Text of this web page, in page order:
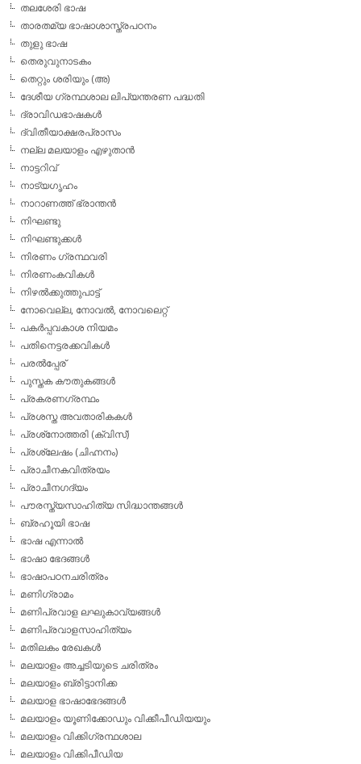
തലശേരി ഭാഷ
താരതമ്യ ഭാഷാശാസ്ത്രപഠനം
തുളു ഭാഷ
തെരുവുനാടകം
തെറ്റും ശരിയും (അ)
ദേശീയ ഗ്രന്ഥശാല ലിപ്യന്തരണ പദ്ധതി
ദ്രാവിഡഭാഷകള്‍
ദ്വിതീയാക്ഷരപ്രാസം
നല്ല മലയാളം എഴുതാന്‍
നാട്ടറിവ്
നാട്യഗൃഹം
നാറാണത്ത് ഭ്രാന്തന്‍
നിഘണ്ടു
നിഘണ്ടുക്കള്‍
നിരണം ഗ്രന്ഥവരി
നിരണംകവികള്‍
നിഴല്‍ക്കുത്തുപാട്ട്
നോവെല്ല, നോവല്‍, നോവലെറ്റ്
പകര്‍പ്പവകാശ നിയമം
പതിനെട്ടരക്കവികള്‍
പരല്‍പ്പേര്
പുസ്തക കൗതുകങ്ങള്‍
പ്രകരണഗ്രന്ഥം
പ്രശസ്ത അവതാരികകള്‍
പ്രശ്‌നോത്തരി (ക്വിസ്)
പ്രശ്ലേഷം (ചിഹ്നനം)
പ്രാചീനകവിത്രയം
പ്രാചീനഗദ്യം
പൗരസ്ത്യസാഹിത്യ സിദ്ധാന്തങ്ങള്‍
ബ്രഹൂയി ഭാഷ
ഭാഷ എന്നാല്‍
ഭാഷാ ഭേദങ്ങള്‍
ഭാഷാപഠനചരിത്രം
മണിഗ്രാമം
മണിപ്രവാള ലഘുകാവ്യങ്ങള്‍
മണിപ്രവാളസാഹിത്യം
മതിലകം രേഖകള്‍
മലയാളം അച്ചടിയുടെ ചരിത്രം
മലയാളം ബ്രിട്ടാനിക്ക
മലയാള ഭാഷാഭേദങ്ങള്‍
മലയാളം യൂണിക്കോഡും വിക്കീപീഡിയയും
മലയാളം വിക്കിഗ്രന്ഥശാല
മലയാളം വിക്കിപീഡിയ